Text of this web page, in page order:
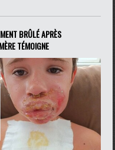
BRÛLÉ APRÈS
TÉMOIGNE